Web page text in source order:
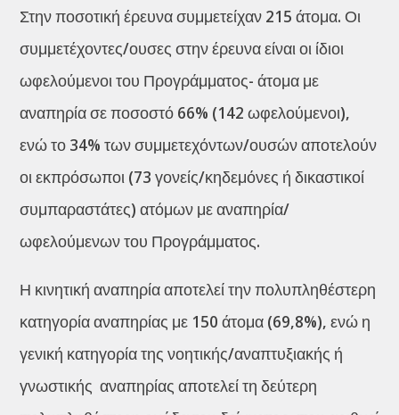
Στην ποσοτική έρευνα συμμετείχαν 215 άτομα. Οι
συμμετέχοντες/ουσες στην έρευνα είναι οι ίδιοι
ωφελούμενοι του Προγράμματος- άτομα με
αναπηρία σε ποσοστό 66% (142 ωφελούμενοι),
ενώ το 34% των συμμετεχόντων/ουσών αποτελούν
οι εκπρόσωποι (73 γονείς/κηδεμόνες ή δικαστικοί
συμπαραστάτες) ατόμων με αναπηρία/
ωφελούμενων του Προγράμματος.
Η κινητική αναπηρία αποτελεί την πολυπληθέστερη
κατηγορία αναπηρίας με 150 άτομα (69,8%), ενώ η
γενική κατηγορία της νοητικής/αναπτυξιακής ή
γνωστικής αναπηρίας αποτελεί τη δεύτερη